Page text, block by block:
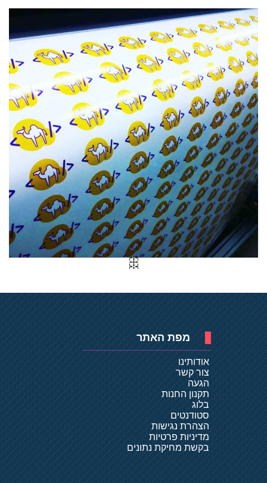
מפת האתר
אודותינו
צור קשר
הגעה
תקנון החנות
בלוג
סטודנטים
הצהרת נגישות
מדיניות פרטיות
בקשת מחיקת נתונים